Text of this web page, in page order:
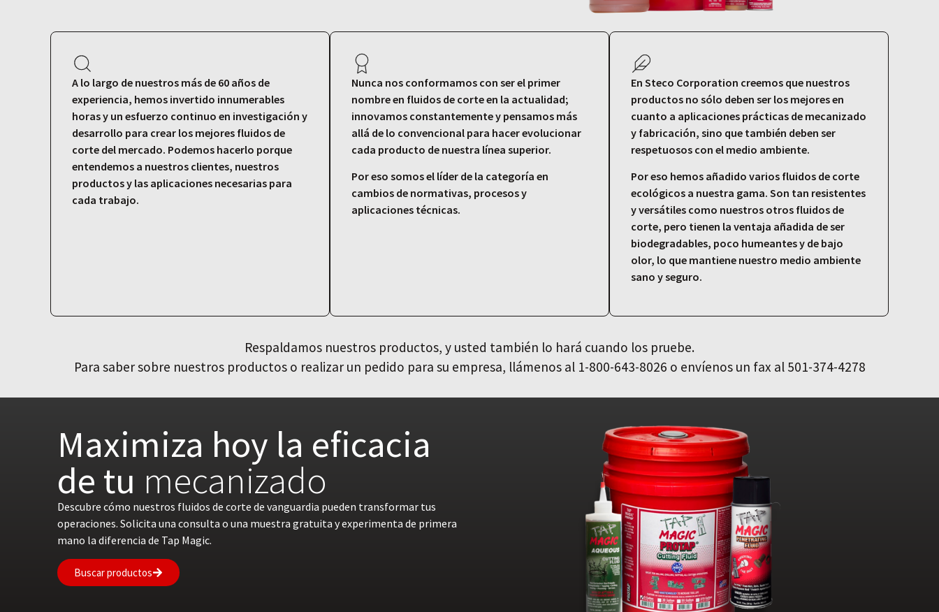
A lo largo de nuestros más de 60 años de
experiencia, hemos invertido innumerables
horas y un esfuerzo continuo en investigación y
desarrollo para crear los mejores fluidos de
corte del mercado. Podemos hacerlo porque
entendemos a nuestros clientes, nuestros
productos y las aplicaciones necesarias para
cada trabajo.
Nunca nos conformamos con ser el primer
nombre en fluidos de corte en la actualidad;
innovamos constantemente y pensamos más
allá de lo convencional para hacer evolucionar
cada producto de nuestra línea superior.
Por eso somos el líder de la categoría en
cambios de normativas, procesos y
aplicaciones técnicas.
En Steco Corporation creemos que nuestros
productos no sólo deben ser los mejores en
cuanto a aplicaciones prácticas de mecanizado
y fabricación, sino que también deben ser
respetuosos con el medio ambiente.
Por eso hemos añadido varios fluidos de corte
ecológicos a nuestra gama. Son tan resistentes
y versátiles como nuestros otros fluidos de
corte, pero tienen la ventaja añadida de ser
biodegradables, poco humeantes y de bajo
olor, lo que mantiene nuestro medio ambiente
sano y seguro.
Respaldamos nuestros productos, y usted también lo hará cuando los pruebe.
Para saber sobre nuestros productos o realizar un pedido para su empresa, llámenos al 1-800-643-8026 o envíenos un fax al 501-374-4278
Maximiza hoy la eficacia
de tu mecanizado
Descubre cómo nuestros fluidos de corte de vanguardia pueden transformar tus
operaciones. Solicita una consulta o una muestra gratuita y experimenta de primera
mano la diferencia de Tap Magic.
Buscar productos